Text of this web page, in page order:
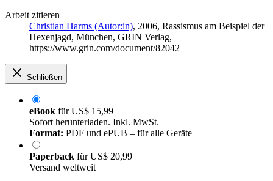
Arbeit zitieren
Christian Harms (Autor:in), 2006, Rassismus am Beispiel der
Hexenjagd, München, GRIN Verlag,
https://www.grin.com/document/82042
Schließen
eBook fürUS$ 15,99
Sofort herunterladen. Inkl. MwSt.
Format: PDF und ePUB – für alle Geräte
Paperback fürUS$ 20,99
Versand weltweit